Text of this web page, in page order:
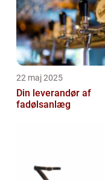
22 maj 2025
Din leverandør af
fadølsanlæg